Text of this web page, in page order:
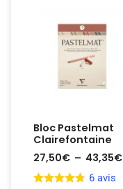
Bloc Pastelmat
Clairefontaine
27,50€ – 43,35€
6 avis